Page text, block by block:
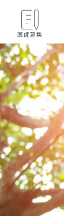
医師募集